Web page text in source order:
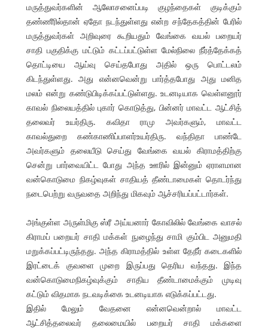
மருத்துவர்களின் ஆலோசனைப்படி குழந்தைகள் குடிக்கும்
தண்ணீரில்தான் ஏதோ நடந்துள்ளது என்ற சந்தேகத்தின் பேரில்
மருத்துவர்கள் அறிவுரை கூறியதும் வேங்கை வயல் பறையர்
சாதி பகுதிக்கு மட்டும் கட்டப்பட்டுள்ள மேல்நிலை நீர்த்தேக்கத்
தொட்டியை ஆய்வு செய்தபோது அதில் ஒரு பொட்டலம்
கிடந்துள்ளது. அது என்னவென்று பார்த்தபோது அது மனித
மலம் என்று கண்டுபிடிக்கப்பட்டுள்ளது. உடனடியாக வெள்ளனூர்
காவல் நிலையத்தில் புகார் கொடுத்து, பின்னர் மாவட்ட ஆட்சித்
தலைவர் உயர்திரு. கவிதா ராமு அவர்களும், மாவட்ட
காவல்துறை கண்காணிப்பாளர்உயர்திரு. வந்திதா பாண்டே
அவர்களும் தலையீடு செய்து வேங்கை வயல் கிராமத்திற்கு
சென்று பார்வையிட்ட போது அந்த ஊரில் இன்னும் ஏராளமான
வன்கொடுமை நிகழ்வுகள் சாதியத் தீண்டாமைகள் தொடர்ந்து
நடைபெற்று வருவதை அறிந்து மிகவும் ஆச்சரியப்பட்டார்கள்.
அங்குள்ள அருள்மிகு ஸ்ரீ அய்யனார் கோவிலில் வேங்கை வாசல்
கிராமப் பறையர் சாதி மக்கள் நுழைந்து சாமி கும்பிட அனுமதி
மறுக்கப்பட்டிருந்தது. அந்த கிராமத்தில் உள்ள தேநீர் கடைகளில்
இரட்டைக் குவளை முறை இருப்பது தெரிய வந்தது. இந்த
வன்கொடுமைநிகழ்வுக்கும் சாதிய தீண்டாமைக்கும் முடிவு
கட்டும் விதமாக நடவடிக்கை உடனடியாக எடுக்கப்பட்டது.
இதில் மேலும் வேதனை என்னவென்றால் மாவட்ட
ஆட்சித்தலைவர் தலைமையில் பறையர் சாதி மக்களை